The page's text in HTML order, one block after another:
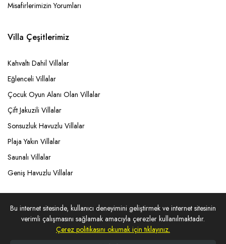
Misafirlerimizin Yorumları
Villa Çeşitlerimiz
Kahvaltı Dahil Villalar
Eğlenceli Villalar
Çocuk Oyun Alanı Olan Villalar
Çift Jakuzili Villalar
Sonsuzluk Havuzlu Villalar
Plaja Yakın Villalar
Saunalı Villalar
Geniş Havuzlu Villalar
Belgeler
Bu internet sitesinde, kullanıcı deneyimini geliştirmek ve internet sitesinin
verimli çalışmasını sağlamak amacıyla çerezler kullanılmaktadır.
Çerez politikasını okumak için tıklayınız.